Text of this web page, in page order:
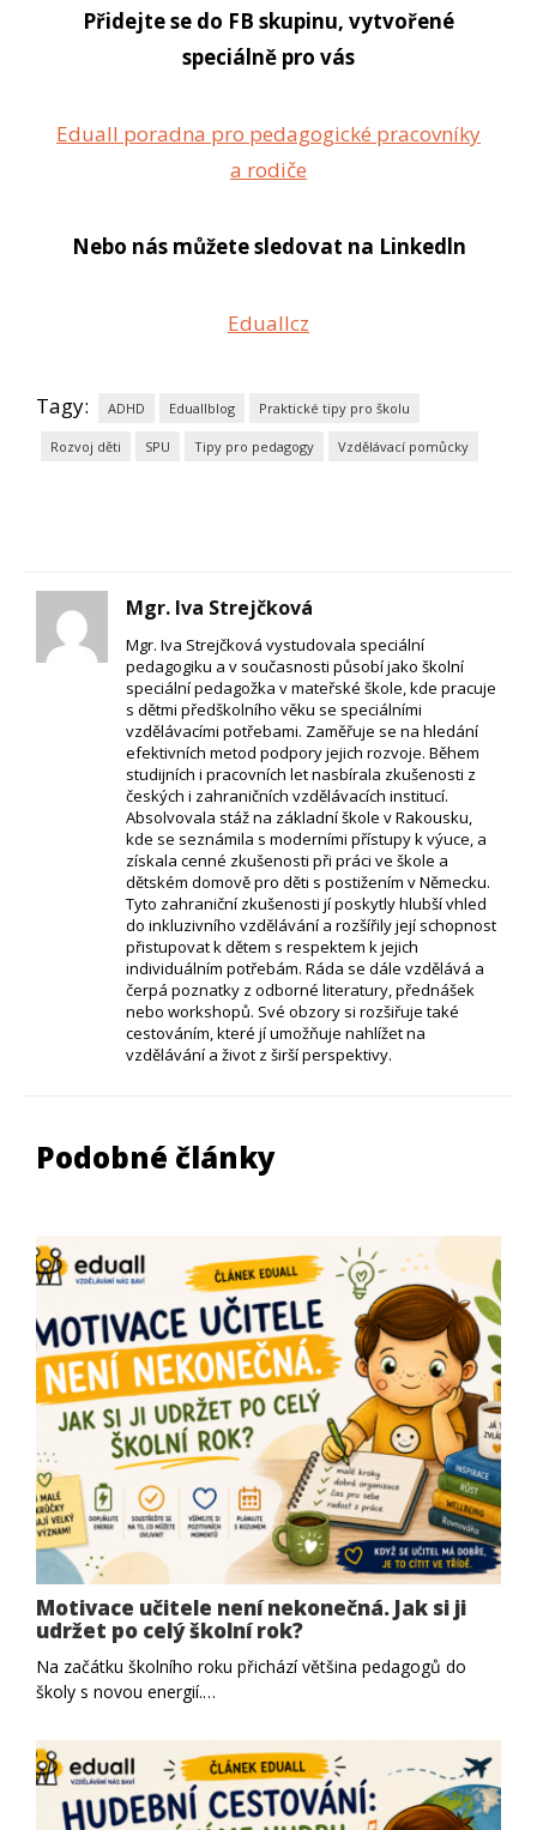
Přidejte se do FB skupinu, vytvořené
speciálně pro vás
Eduall poradna pro pedagogické pracovníky
a rodiče
Nebo nás můžete sledovat na Linkedln
Eduallcz
Tagy: ADHD Eduallblog Praktické tipy pro školu
Rozvoj děti SPU Tipy pro pedagogy Vzdělávací pomůcky
Mgr. Iva Strejčková
Mgr. Iva Strejčková vystudovala speciální
pedagogiku a v současnosti působí jako školní
speciální pedagožka v mateřské škole, kde pracuje
s dětmi předškolního věku se speciálními
vzdělávacími potřebami. Zaměřuje se na hledání
efektivních metod podpory jejich rozvoje. Během
studijních i pracovních let nasbírala zkušenosti z
českých i zahraničních vzdělávacích institucí.
Absolvovala stáž na základní škole v Rakousku,
kde se seznámila s moderními přístupy k výuce, a
získala cenné zkušenosti při práci ve škole a
dětském domově pro děti s postižením v Německu.
Tyto zahraniční zkušenosti jí poskytly hlubší vhled
do inkluzivního vzdělávání a rozšířily její schopnost
přistupovat k dětem s respektem k jejich
individuálním potřebám. Ráda se dále vzdělává a
čerpá poznatky z odborné literatury, přednášek
nebo workshopů. Své obzory si rozšiřuje také
cestováním, které jí umožňuje nahlížet na
vzdělávání a život z širší perspektivy.
Podobné články
Motivace učitele není nekonečná. Jak si ji
udržet po celý školní rok?
Na začátku školního roku přichází většina pedagogů do
školy s novou energií.…